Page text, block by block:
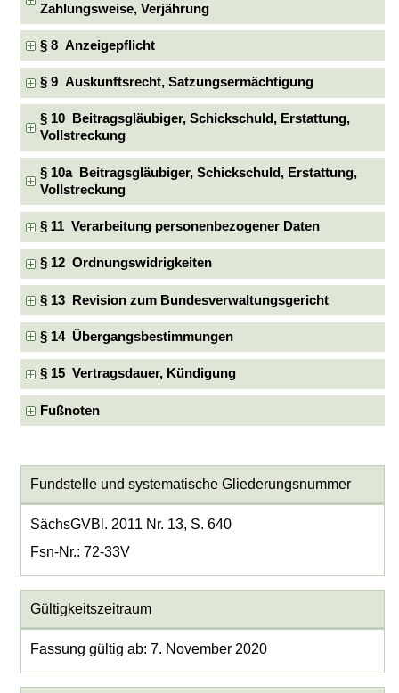
Zahlungsweise, Verjährung
§ 8 Anzeigepflicht
§ 9 Auskunftsrecht, Satzungsermächtigung
§ 10 Beitragsgläubiger, Schickschuld, Erstattung,
Vollstreckung
§ 10a Beitragsgläubiger, Schickschuld, Erstattung,
Vollstreckung
§ 11 Verarbeitung personenbezogener Daten
§ 12 Ordnungswidrigkeiten
§ 13 Revision zum Bundesverwaltungsgericht
§ 14 Übergangsbestimmungen
§ 15 Vertragsdauer, Kündigung
Fußnoten
Fundstelle und systematische Gliederungsnummer
SächsGVBl. 2011 Nr. 13, S. 640
Fsn-Nr.: 72-33V
Gültigkeitszeitraum
Fassung gültig ab: 7. November 2020